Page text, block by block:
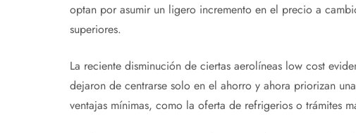
optan por asumir un ligero incremento en el precio a
superiores.
La reciente disminución de ciertas aerolíneas low cost
dejaron de centrarse solo en el ahorro y ahora priorizan
ventajas mínimas, como la oferta de refrigerios o trámites